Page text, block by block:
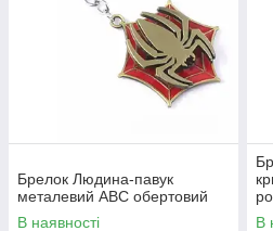
Брелок Людина-павук
металевий ABC обертовий
В наявності
В